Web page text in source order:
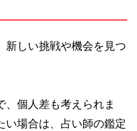
新しい挑戦や機会を見つ
、個人差も考えられま
い場合は、占い師の鑑定